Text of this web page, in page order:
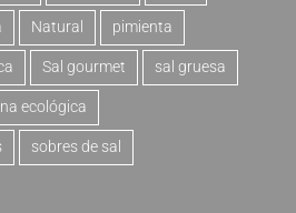
Natural pimienta
Sal gourmet sal gruesa
ecológica
sobres de sal